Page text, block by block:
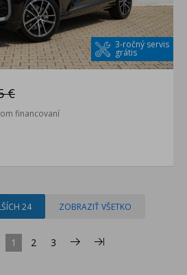
3-ročný servis
grátis
€
financovaní
24 ZOBRAZIŤ VŠETKO
1 2 3